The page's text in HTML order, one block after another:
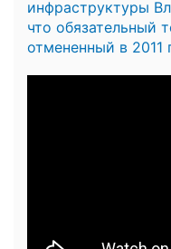
инфраструктуры
что обязательный
отмененный в 2011